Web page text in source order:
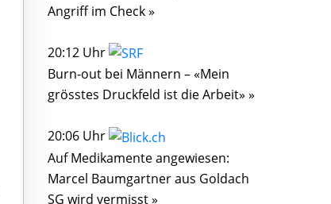
Angriff im Check »
20:12 Uhr
Burn-out bei Männern – «Mein
grösstes Druckfeld ist die Arbeit» »
20:06 Uhr
Auf Medikamente angewiesen:
Marcel Baumgartner aus Goldach
SG wird vermisst »